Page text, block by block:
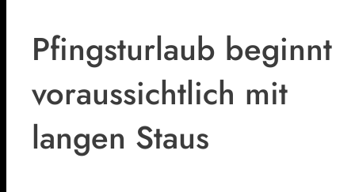
Pfingsturlaub beginnt
voraussichtlich mit
langen Staus